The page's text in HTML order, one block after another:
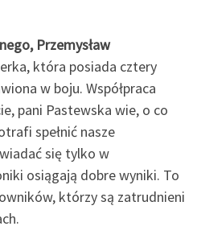
Przemysław
która posiada cztery
w boju. Współpraca
pani Pastewska wie, o co
spełnić nasze
się tylko w
osiągają dobre wyniki. To
którzy są zatrudnieni